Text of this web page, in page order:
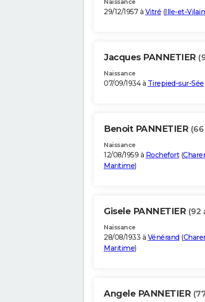
Naissance
29/12/1957 à Vitré (Ille-et-
Jacques PANNETIER
Naissance
07/09/1934 à Tirepied-sur-Sée
Benoit PANNETIER
Naissance
12/08/1959 à Rochefort(
Maritime)
Gisele PANNETIER (92
Naissance
28/08/1933 à Vénérand (
Maritime)
Angele PANNETIER